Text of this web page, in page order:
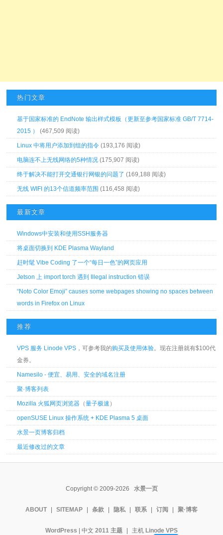
热门文章
基于国家标准的 EndNote 输出样式模板（更新至参考国家标准 GB/T 7714-
2015 ）
(467,509 阅读)
Linux 中将用户添加到组的指令 (193,176 阅读)
电脑连不上无线网络的5种情况 (175,907 阅读)
终于解决不能打开交通银行网银的问题了 (169,188 阅读)
无线 WIFI 的13个信道频率范围 (116,458 阅读)
最新文章
Windows中安装和使用SSH服务器
将桌面切换到 KDE Plasma Wayland
赶时髦 Vibe Coding 了一个“每日一色”的网页应用
Jetson 上 import torch 遇到 Illegal instruction 错误
“Noto Color Emoji” causes some webpages showing no spaces between
words in Firefox on Linux
推荐
VPS 服务 Linode VPS ，可参考我的购买及使用体验。现在注册就有$100代
金券。
Namesilo - 便宜、易用、安全的域名注册
聚·博客列表
Mozilla 火狐网页浏览器 （量子极速 ）
openSUSE Linux 操作系统 + KDE Plasma 5 桌面
水景一页博客归档
最近修改过的文章
Copyright © 2009-2026 水景一页
ABOUT SITEMAP 条款 隐私 联系 订阅 聚·博客
WordPress | 中文 2011 主题 主机 Linode VPS